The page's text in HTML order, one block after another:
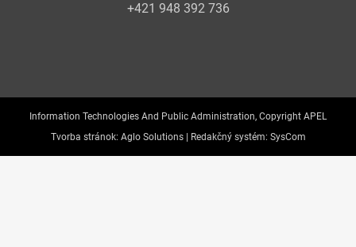
+421 948 392 736
Information Technologies And Public Administration, Copyright APEL
Tvorba stránok: Aglo Solutions | Redakčný systém: SysCom